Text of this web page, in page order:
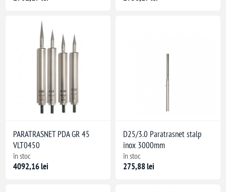
PARATRASNET PDA GR 45
VLT0450
în stoc
4092,16 lei
D25/3.0 Paratrasnet stalp
inox 3000mm
în stoc
275,88 lei